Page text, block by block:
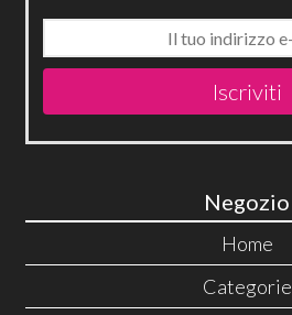
Iscriviti
Negozio
Home
Categorie